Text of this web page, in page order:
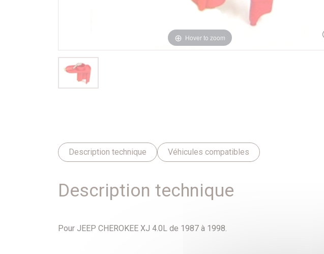
Hover to zoom
Description technique Véhicules compatibles
Description technique
Pour JEEP CHEROKEE XJ 4.0L de 1987 à 1998.